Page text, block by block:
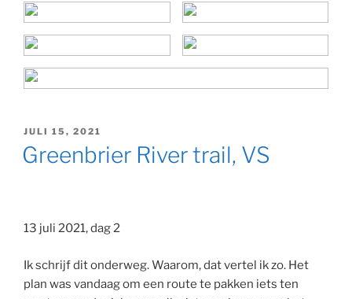
GEPLAATST
OP
JULI 15, 2021
Greenbrier River trail, VS
13 juli 2021, dag 2
Ik schrijf dit onderweg. Waarom, dat vertel ik zo. Het
plan was vandaag om een route te pakken iets ten